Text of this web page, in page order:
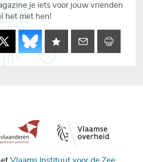
je iets voor jouw vrienden
het met hen!
Vlaams Instituut voor de Zee